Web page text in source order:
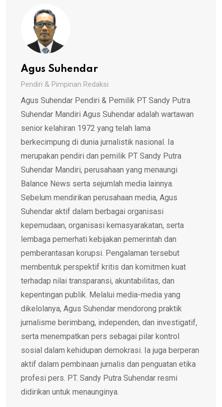
Agus Suhendar
Pendiri & Pimpinan Redaksi
Agus Suhendar Pendiri & Pemilik PT Sandy Putra
Suhendar Mandiri Agus Suhendar adalah wartawan
senior kelahiran 1972 yang telah lama
berkecimpung di dunia jurnalistik nasional. Ia
merupakan pendiri dan pemilik PT Sandy Putra
Suhendar Mandiri, perusahaan yang menaungi
Balance News serta sejumlah media lainnya.
Sebelum mendirikan perusahaan media, Agus
Suhendar aktif dalam berbagai organisasi
kepemudaan, organisasi kemasyarakatan, serta
lembaga pemerhati kebijakan pemerintah dan
pemberantasan korupsi. Pengalaman tersebut
membentuk perspektif kritis dan komitmen kuat
terhadap nilai transparansi, akuntabilitas, dan
kepentingan publik. Melalui media-media yang
dikelolanya, Agus Suhendar mendorong praktik
jurnalisme berimbang, independen, dan investigatif,
serta menempatkan pers sebagai pilar kontrol
sosial dalam kehidupan demokrasi. Ia juga berperan
aktif dalam pembinaan jurnalis dan penguatan etika
profesi pers. PT. Sandy Putra Suhendar resmi
didirikan untuk menaunginya.